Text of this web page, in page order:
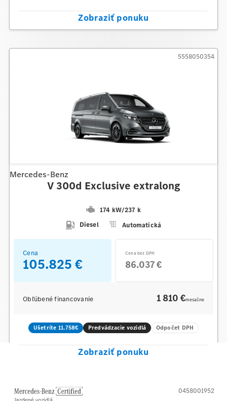
Zobraziť ponuku
Mercedes-Benz
V 300d Exclusive extralong
174 kW/237 k
Diesel
Automatická
5558050354
Cena
105.825 €
Cena bez DPH
86.037 €
Obľúbené financovanie 1 810 €mesačne
Ušetríte 11.758€ Predvádzacie vozidlá Odpočet DPH
Zobraziť ponuku
0458001952